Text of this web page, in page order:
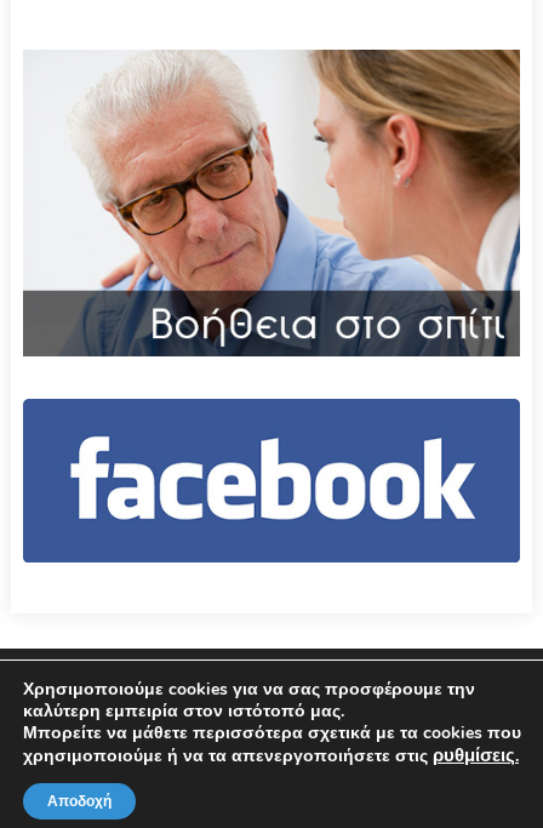
Επικοινωνία Όροι χρήσης – Πολιτική Απορρήτου
© 2026 Δήμος Αμφιλοχίας
Χρησιμοποιούμε cookies για να σας προσφέρουμε την
καλύτερη εμπειρία στον ιστότοπό μας.
Μπορείτε να μάθετε περισσότερα σχετικά με τα cookies που
χρησιμοποιούμε ή να τα απενεργοποιήσετε στις ρυθμίσεις.
Αποδοχή